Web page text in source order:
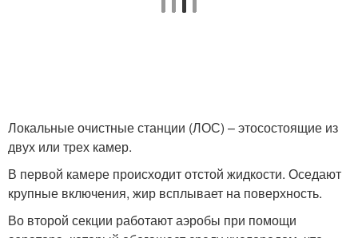
Локальные очистные станции (ЛОС) – этосостоящие из
двух или трех камер.
В первой камере происходит отстой жидкости. Оседают
крупные включения, жир всплывает на поверхность.
Во второй секции работают аэробы при помощи